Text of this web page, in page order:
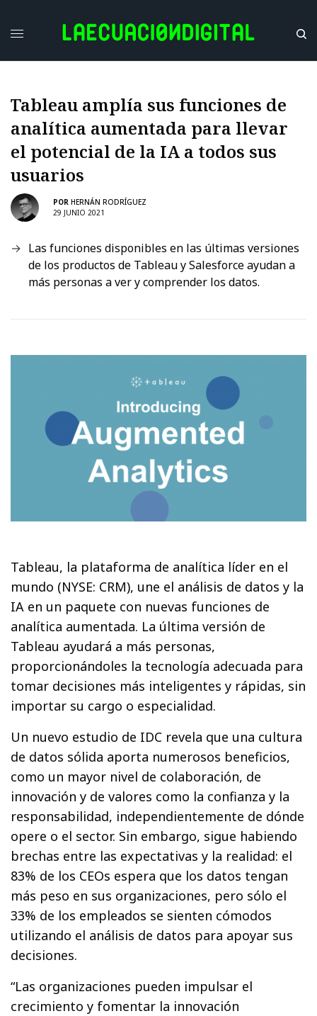
Tableau amplía sus funciones de
analítica aumentada para llevar
el potencial de la IA a todos sus
usuarios
POR HERNÁN RODRÍGUEZ
29 JUNIO 2021
Las funciones disponibles en las últimas versiones
de los productos de Tableau y Salesforce ayudan a
más personas a ver y comprender los datos.
Tableau, la plataforma de analítica líder en el
mundo (NYSE: CRM), une el análisis de datos y la
IA en un paquete con nuevas funciones de
analítica aumentada. La última versión de
Tableau ayudará a más personas,
proporcionándoles la tecnología adecuada para
tomar decisiones más inteligentes y rápidas, sin
importar su cargo o especialidad.
Un nuevo estudio de IDC revela que una cultura
de datos sólida aporta numerosos beneficios,
como un mayor nivel de colaboración, de
innovación y de valores como la confianza y la
responsabilidad, independientemente de dónde
opere o el sector. Sin embargo, sigue habiendo
brechas entre las expectativas y la realidad: el
83% de los CEOs espera que los datos tengan
más peso en sus organizaciones, pero sólo el
33% de los empleados se sienten cómodos
utilizando el análisis de datos para apoyar sus
decisiones.
“Las organizaciones pueden impulsar el
crecimiento y fomentar la innovación